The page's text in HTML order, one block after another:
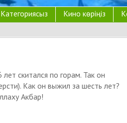
Категориясыз Кино көріңіз
скитался по горам. Так он
Как он выжил за шесть лет?
Акбар!